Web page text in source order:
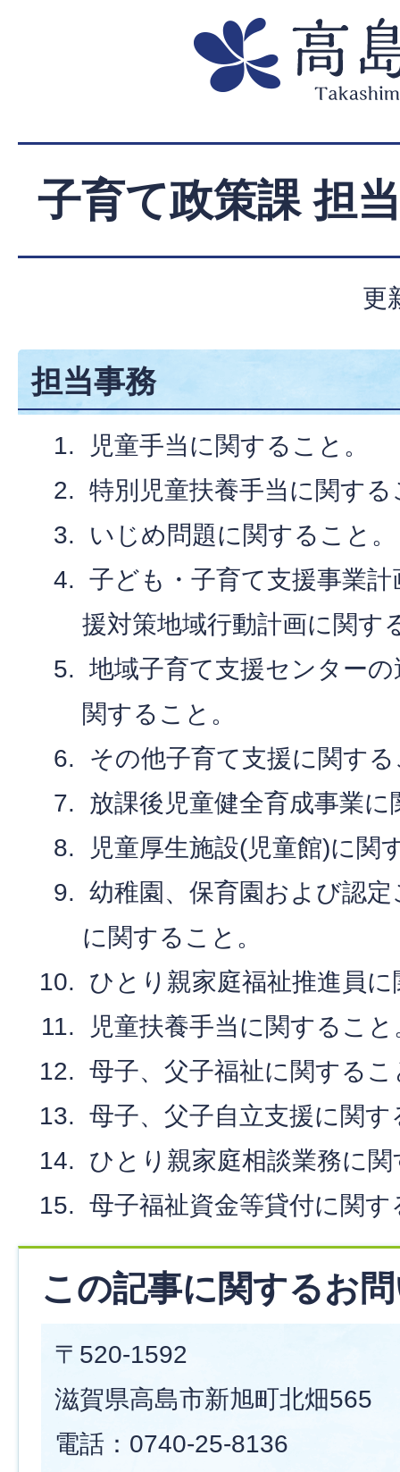
子育て政策課 担
更
担当事務
児童手当に関すること。
特別児童扶養手当に関する
いじめ問題に関すること。
子ども・子育て支援事業
援対策地域行動計画に関す
地域子育て支援センター
関すること。
その他子育て支援に関す
放課後児童健全育成事業
児童厚生施設(児童館)に関
幼稚園、保育園および認
に関すること。
ひとり親家庭福祉推進員
児童扶養手当に関すること
母子、父子福祉に関するこ
母子、父子自立支援に関す
ひとり親家庭相談業務に
母子福祉資金等貸付に関す
この記事に関するお
〒520-1592
滋賀県高島市新旭町北畑565
電話：0740-25-8136